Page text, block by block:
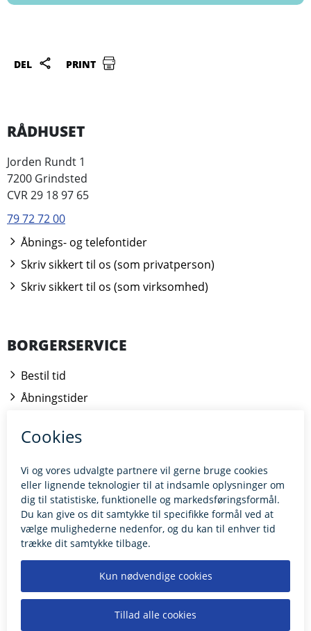
DEL PRINT
RÅDHUSET
Jorden Rundt 1
7200 Grindsted
CVR 29 18 97 65
79 72 72 00
Åbnings- og telefontider
Skriv sikkert til os (som privatperson)
Skriv sikkert til os (som virksomhed)
BORGERSERVICE
Bestil tid
Åbningstider
Kontakt borgerrådgiveren
BILLUND.DK
Tilgængelighedserklæring
Giv feedback til hjemmesiden